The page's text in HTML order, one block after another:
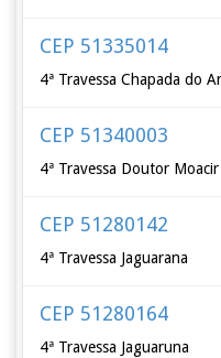
CEP 51335014
4ª Travessa Chapada do
CEP 51340003
4ª Travessa Doutor Moacir
CEP 51280142
4ª Travessa Jaguarana
CEP 51280164
4ª Travessa Jaguaruna